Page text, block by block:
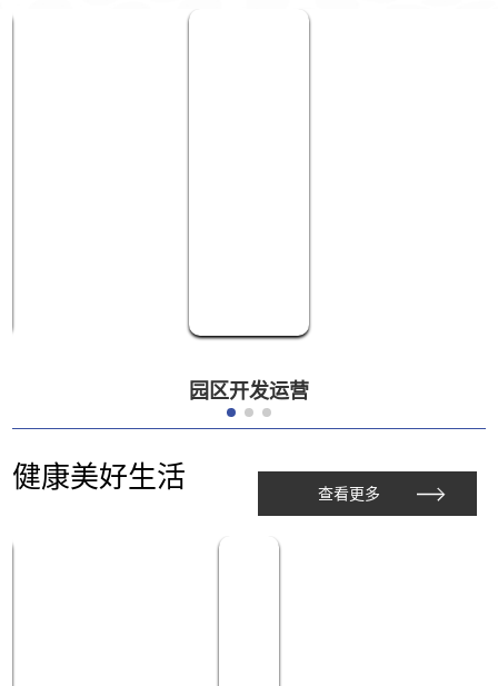
园区开发运营
健康美好生活 查看更多